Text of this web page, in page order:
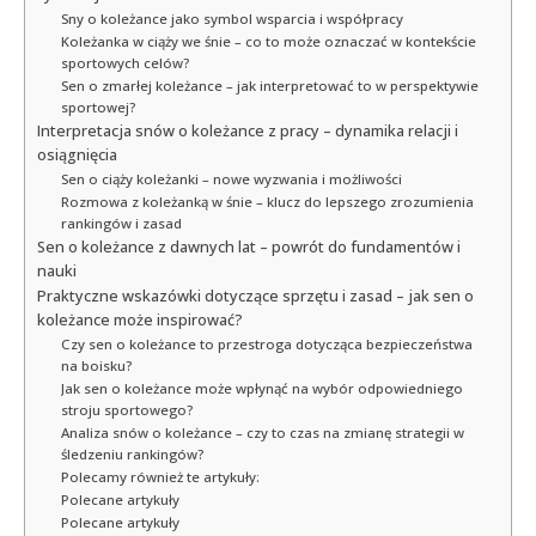
Sny o koleżance jako symbol wsparcia i współpracy
Koleżanka w ciąży we śnie – co to może oznaczać w kontekście
sportowych celów?
Sen o zmarłej koleżance – jak interpretować to w perspektywie
sportowej?
Interpretacja snów o koleżance z pracy – dynamika relacji i
osiągnięcia
Sen o ciąży koleżanki – nowe wyzwania i możliwości
Rozmowa z koleżanką w śnie – klucz do lepszego zrozumienia
rankingów i zasad
Sen o koleżance z dawnych lat – powrót do fundamentów i
nauki
Praktyczne wskazówki dotyczące sprzętu i zasad – jak sen o
koleżance może inspirować?
Czy sen o koleżance to przestroga dotycząca bezpieczeństwa
na boisku?
Jak sen o koleżance może wpłynąć na wybór odpowiedniego
stroju sportowego?
Analiza snów o koleżance – czy to czas na zmianę strategii w
śledzeniu rankingów?
Polecamy również te artykuły:
Polecane artykuły
Polecane artykuły